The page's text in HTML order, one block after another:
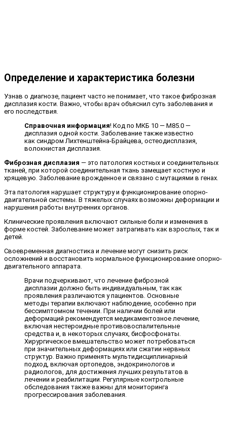
Определение и характеристика болезни
Узнав о диагнозе, пациент часто не понимает, что такое фиброзная
дисплазия кости. Важно, чтобы врач объяснил суть заболевания и
его последствия.
Справочная информация! Код по МКБ 10 — М85.0 —
дисплазия одной кости. Заболевание также известно
как синдром Лихтенштейна-Брайцева, остеодисплазия,
волокнистая дисплазия.
Фиброзная дисплазия — это патология костных и соединительных
тканей, при которой соединительная ткань замещает костную и
хрящевую. Заболевание врожденное и связано с мутациями в генах.
Эта патология нарушает структуру и функционирование опорно-
двигательной системы. В тяжелых случаях возможны деформации и
нарушения работы внутренних органов.
Клинические проявления включают сильные боли и изменения в
форме костей. Заболевание может затрагивать как взрослых, так и
детей.
Своевременная диагностика и лечение могут снизить риск
осложнений и восстановить нормальное функционирование опорно-
двигательного аппарата.
Врачи подчеркивают, что лечение фиброзной
дисплазии должно быть индивидуальным, так как
проявления различаются у пациентов. Основные
методы терапии включают наблюдение, особенно при
бессимптомном течении. При наличии болей или
деформаций рекомендуется медикаментозное лечение,
включая нестероидные противовоспалительные
средства и, в некоторых случаях, бисфосфонаты.
Хирургическое вмешательство может потребоваться
при значительных деформациях или сжатии нервных
структур. Важно применять мультидисциплинарный
подход, включая ортопедов, эндокринологов и
радиологов, для достижения лучших результатов в
лечении и реабилитации. Регулярные контрольные
обследования также важны для мониторинга
прогрессирования заболевания.